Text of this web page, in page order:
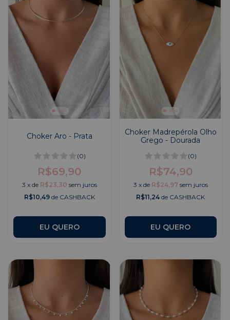
Choker Aro - Prata
(0)
R$69,90
3 x de R$23,30 sem juros
R$10,49de CASHBACK
Choker Madrepérola Olho
Grego - Dourada
(0)
R$74,90
3 x de R$24,97 sem juros
R$11,24 de CASHBACK